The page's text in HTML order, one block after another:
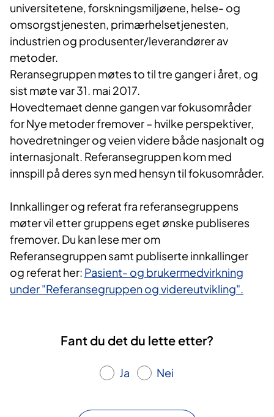
universitetene, forskningsmiljøene, helse- og
omsorgstjenesten, primærhelsetjenesten,
industrien og produsenter/leverandører av
metoder.
Reransegruppen møtes to til tre ganger i året, og
sist møte var 31. mai 2017.
Hovedtemaet denne gangen var fokusområder
for Nye metoder fremover – hvilke perspektiver,
hovedretninger og veien videre både nasjonalt og
internasjonalt. Referansegruppen kom med
innspill på deres syn med hensyn til fokusområder.
Innkallinger og referat fra referansegruppens
møter vil etter gruppens eget ønske publiseres
fremover. Du kan lese mer om
Referansegruppen samt publiserte innkallinger
og referat her: Pasient- og brukermedvirkning
under "Referansegruppen og videreutvikling".
Fant du det du lette etter?
Ja Nei